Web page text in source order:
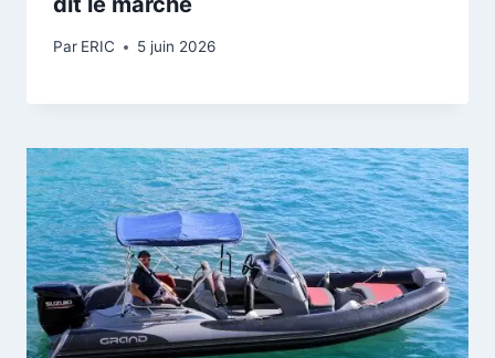
Par ERIC 5 juin 2026